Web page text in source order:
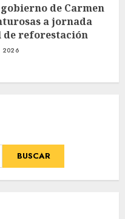
gobierno de Carmen
a jornada
de reforestación
2026
BUSCAR